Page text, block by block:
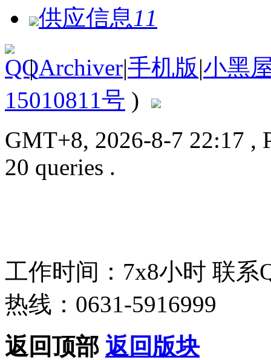
供应信息 11
| Archiver|手机版|小黑
15010811号 )
GMT+8, 2026-8-7 22:17 ,
20 queries .
工作时间：7x8小时 联系
热线：0631-5916999
返回顶部 返回版块